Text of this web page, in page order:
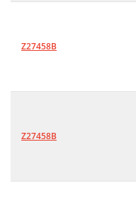
Z27458B
Z27458B